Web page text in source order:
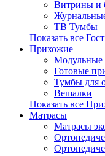
Витрины и
ТВ Тумбы
Показать все
Прихожие
Модульные
Готовые
Тумбы для
Вешалки
Показать все
Матрасы
Матрасы